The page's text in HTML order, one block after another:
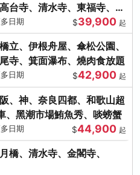
台寺、清水寺、東福寺、伊
日期 $39,900 起
立、伊根舟屋、傘松公園、
寺、箕面瀑布、燒肉食放題
日期 $42,900 起
、神、奈良四都、和歌山超
、黑潮市場鮪魚秀、啖螃蟹
日期 $44,900 起
橋、清水寺、金閣寺、